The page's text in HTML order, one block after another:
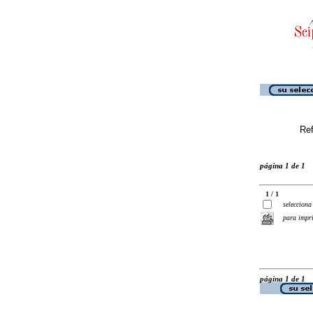
página 1 de 1
1 / 1
selecciona
para
página 1 de 1